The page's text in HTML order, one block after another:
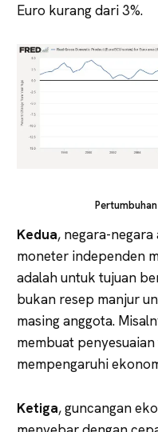
Euro kurang dari 3%.
Kedua, negara-
moneter independen
adalah untuk tujuan
bukan resep manjur
masing anggota.
membuat
mempengaruhi
Ketiga, guncangan